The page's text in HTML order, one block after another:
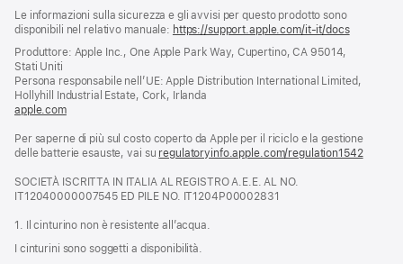
Le informazioni sulla sicurezza e gli avvisi per questo prodotto sono
disponibili nel relativo manuale: https://support.apple.com/it-it/docs(si
finestra)
Produttore: Apple Inc., One Apple Park Way, Cupertino, CA 95014,
Stati Uniti
Persona responsabile nell’UE: Apple Distribution International Limited,
Hollyhill Industrial Estate, Cork, Irlanda
apple.com(si
una
nuova
Per saperne di più sul costo coperto da Apple per il riciclo e la gestione
delle batterie esauste, vai su regulatoryinfo.apple.com/regulation1542(si
SOCIETÀ ISCRITTA IN ITALIA AL REGISTRO A.E.E. AL NO.
IT12040000007545 ED PILE NO. IT1204P00002831
1. Il cinturino non è resistente all’acqua.
I cinturini sono soggetti a disponibilità.